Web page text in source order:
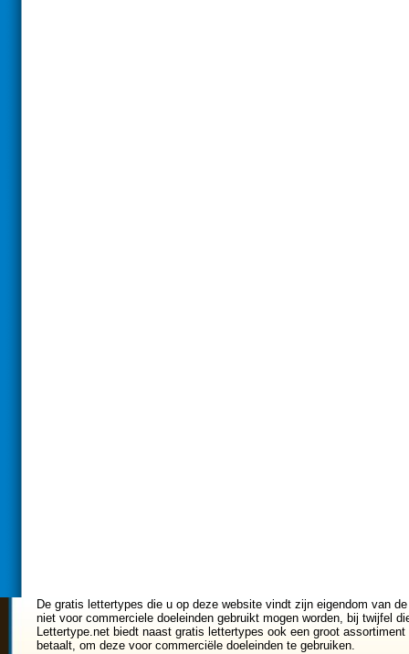
De gratis lettertypes die u op deze website vindt zijn eigendom van
niet voor commerciele doeleinden gebruikt mogen worden, bij twijfel
Lettertype.net biedt naast gratis lettertypes ook een groot
betaalt, om deze voor commerciële doeleinden te gebruiken.